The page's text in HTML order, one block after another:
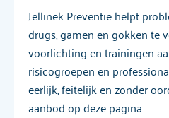
Jellinek Preventie helpt
drugs, gamen en gokken te
voorlichting en trainingen
risicogroepen en
eerlijk, feitelijk en zonder
aanbod op deze pagina.